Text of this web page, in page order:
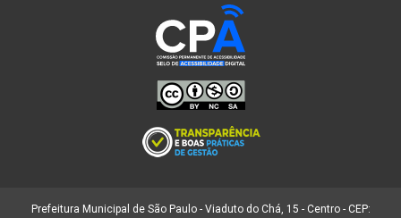
Prefeitura Municipal de São Paulo - Viaduto do Chá, 15 - Centro - CEP: